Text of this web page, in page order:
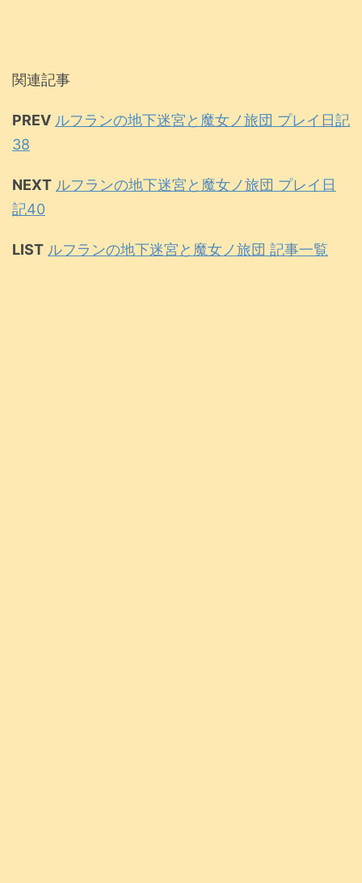
関連記事
PREV ルフランの地下迷宮と魔女ノ旅団 プレイ日記
38
NEXT ルフランの地下迷宮と魔女ノ旅団 プレイ日
記40
LIST ルフランの地下迷宮と魔女ノ旅団 記事一覧